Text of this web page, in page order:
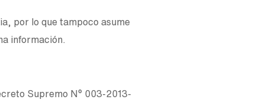
por lo que tampoco asume
información.
Supremo N° 003-2013-